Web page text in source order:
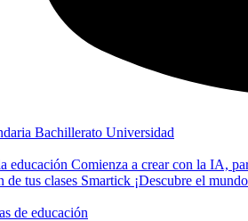
Bachillerato Universidad
educación Comienza a crear con la IA,
tus clases Smartick ¡Descubre el
de educación